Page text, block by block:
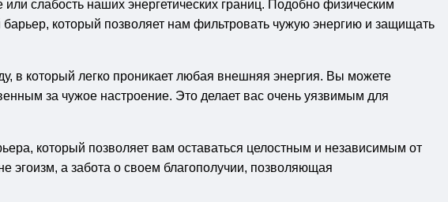
или слабость наших энергетических границ. Подобно физическим
который позволяет нам фильтровать чужую энергию и защищать
в который легко проникает любая внешняя энергия. Вы можете
за чужое настроение. Это делает вас очень уязвимым для
который позволяет вам оставаться целостным и независимым от
эгоизм, а забота о своем благополучии, позволяющая